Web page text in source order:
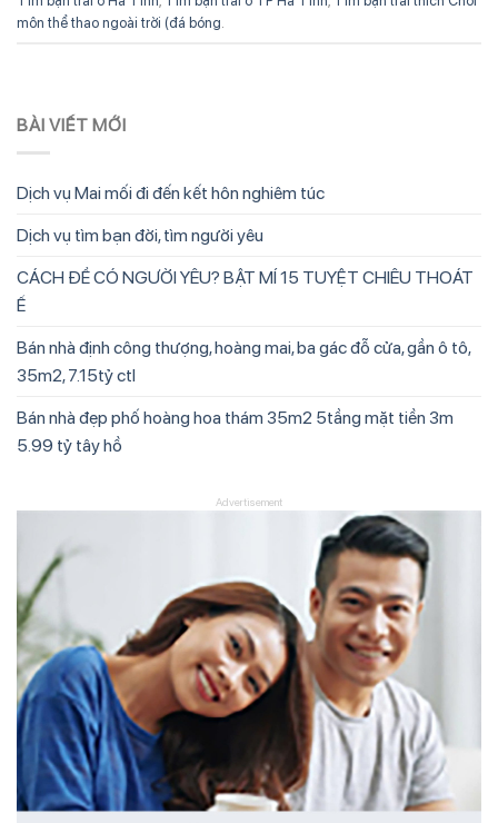
môn thể thao ngoài trời (đá bóng
BÀI VIẾT MỚI
Dịch vụ Mai mối đi đến kết hôn nghiêm túc
Dịch vụ tìm bạn đời, tìm người yêu
CÁCH ĐỂ CÓ NGƯỜI YÊU? BẬT MÍ 15 TUYỆT CHIÊU THOÁT
Ế
Bán nhà định công thượng, hoàng mai, ba gác đỗ cửa, gần ô tô,
35m2, 7.15tỷ ctl
Bán nhà đẹp phố hoàng hoa thám 35m2 5tầng mặt tiền 3m
5.99 tỷ tây hồ
Advertisement